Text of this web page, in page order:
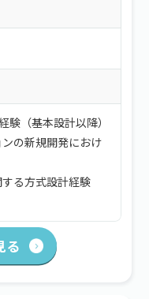
（基本設計以降）
の新規開発におけ
る方式設計経験
る